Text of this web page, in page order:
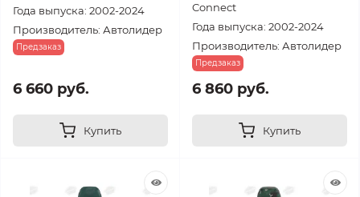
Года выпуска: 2002-2024
Производитель: Автолидер
Предзаказ
6 660 руб.
Купить
Connect
Года выпуска: 2002-2024
Производитель: Автолидер
Предзаказ
6 860 руб.
Купить